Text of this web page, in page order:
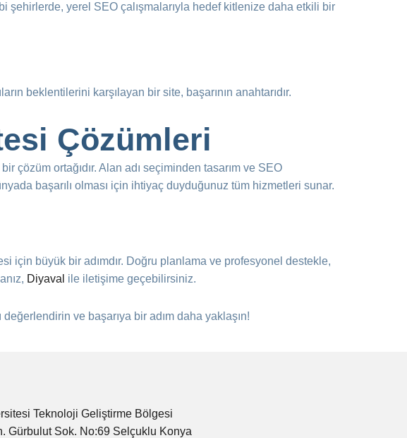
şehirlerde, yerel SEO çalışmalarıyla hedef kitlenize daha etkili bir
beklentilerini karşılayan bir site, başarının anahtarıdır.
Çözümleri
çözüm ortağıdır. Alan adı seçiminden tasarım ve SEO
başarılı olması için ihtiyaç duyduğunuz tüm hizmetleri sunar.
büyük bir adımdır. Doğru planlama ve profesyonel destekle,
Diyaval ile iletişime geçebilirsiniz.
ve başarıya bir adım daha yaklaşın!
Teknoloji Geliştirme Bölgesi
Gürbulut Sok. No:69 Selçuklu Konya